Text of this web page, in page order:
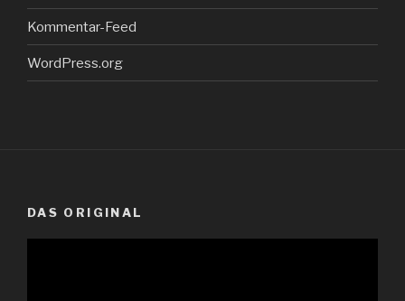
Kommentar-Feed
WordPress.org
DAS ORIGINAL